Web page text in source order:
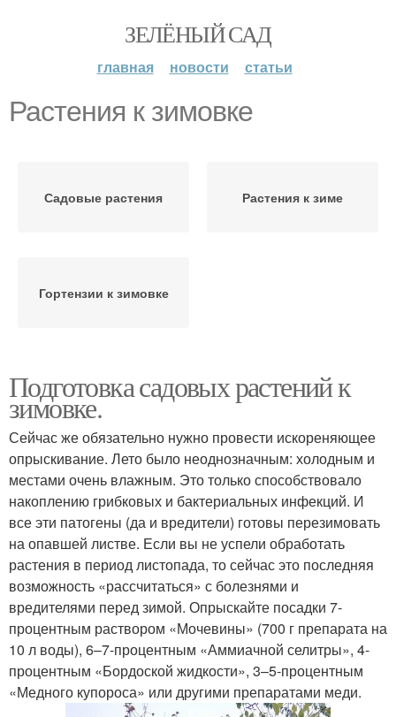
ЗЕЛЁНЫЙ САД
главная новости статьи
Растения к зимовке
Садовые растения Растения к зиме
Гортензии к зимовке
Подготовка садовых растений к
зимовке.
Сейчас же обязательно нужно провести искореняющее
опрыскивание. Лето было неоднозначным: холодным и
местами очень влажным. Это только способствовало
накоплению грибковых и бактериальных инфекций. И
все эти патогены (да и вредители) готовы перезимовать
на опавшей листве. Если вы не успели обработать
растения в период листопада, то сейчас это последняя
возможность «рассчитаться» с болезнями и
вредителями перед зимой. Опрыскайте посадки 7-
процентным раствором «Мочевины» (700 г препарата на
10 л воды), 6–7-процентным «Аммиачной селитры», 4-
процентным «Бордоской жидкости», 3–5‑процентным
«Медного купороса» или другими препаратами меди.